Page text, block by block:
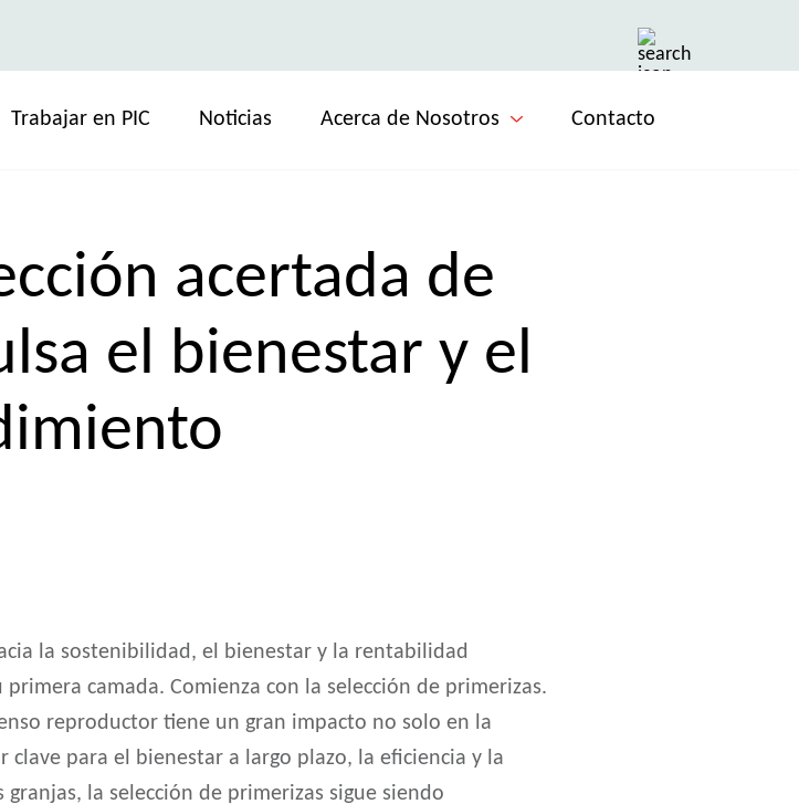
Trabajar en PIC Noticias Acerca de Nosotros Contacto
acertada de
el bienestar y el
la sostenibilidad, el bienestar y la rentabilidad
camada. Comienza con la selección de primerizas.
reproductor tiene un gran impacto no solo en la
para el bienestar a largo plazo, la eficiencia y la
la selección de primerizas sigue siendo